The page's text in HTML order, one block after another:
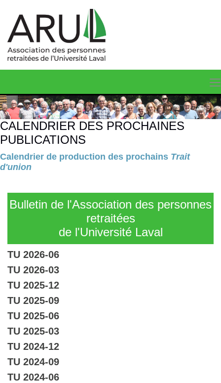
CALENDRIER DES PROCHAINES
PUBLICATIONS
Calendrier de production des prochains Trait
d'union
Bulletin de l'Association des personnes
retraitées
de l'Université Laval
TU 2026-06
TU 2026-03
TU 2025-12
TU 2025-09
TU 2025-06
TU 2025-03
TU 2024-12
TU 2024-09
TU 2024-06